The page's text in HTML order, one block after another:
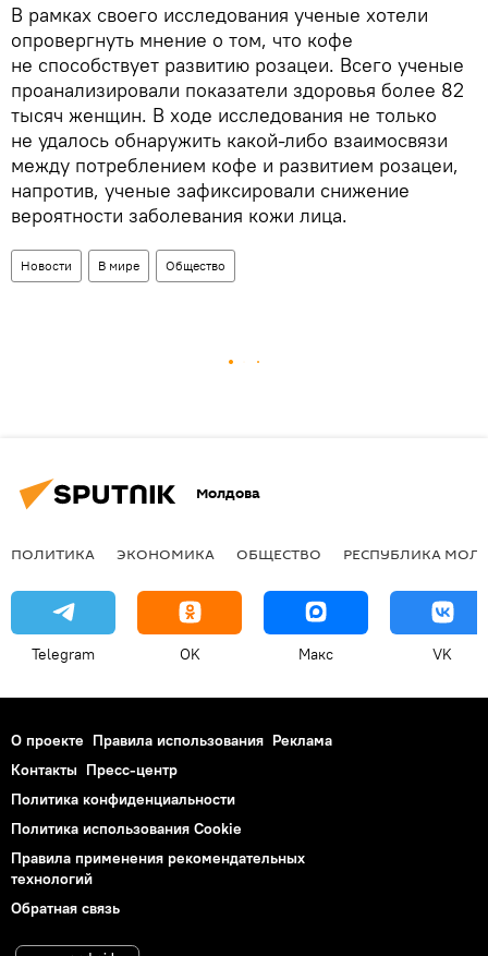
В рамках своего исследования ученые хотели
опровергнуть мнение о том, что кофе
не способствует развитию розацеи. Всего ученые
проанализировали показатели здоровья более 82
тысяч женщин. В ходе исследования не только
не удалось обнаружить какой-либо взаимосвязи
между потреблением кофе и развитием розацеи,
напротив, ученые зафиксировали снижение
вероятности заболевания кожи лица.
Новости В мире Общество
Молдова
ПОЛИТИКА ЭКОНОМИКА ОБЩЕСТВО РЕСПУБЛИКА
Telegram OK Макс VK
О проекте Правила использования Реклама
Контакты Пресс-центр
Политика конфиденциальности
Политика использования Cookie
Правила применения рекомендательных
технологий
Обратная связь